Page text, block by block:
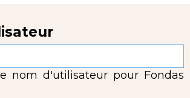
nom d'utilisateur pour Fondas